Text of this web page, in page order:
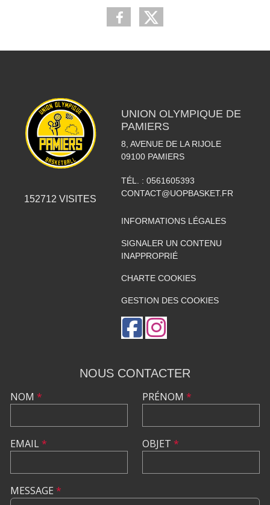
152712 VISITES
UNION OLYMPIQUE DE
PAMIERS
8, AVENUE DE LA RIJOLE
09100 PAMIERS
TÉL. : 0561605393
CONTACT@UOPBASKET.FR
INFORMATIONS LÉGALES
SIGNALER UN CONTENU
INAPPROPRIÉ
CHARTE COOKIES
GESTION DES COOKIES
NOUS CONTACTER
NOM *
EMAIL*
PRÉNOM *
OBJET *
MESSAGE *